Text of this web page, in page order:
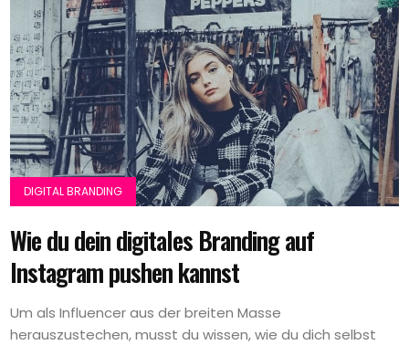
DIGITAL BRANDING
Wie du dein digitales Branding auf
Instagram pushen kannst
Um als Influencer aus der breiten Masse
herauszustechen, musst du wissen, wie du dich selbst